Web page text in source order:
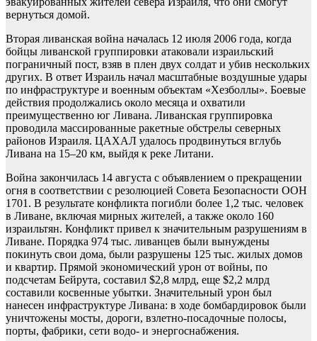
вернуться домой.
Вторая ливанская война началась 12 июля 2006 года, когда
бойцы ливанской группировки атаковали израильский
пограничный пост, взяв в плен двух солдат и убив нескольких
других. В ответ Израиль начал масштабные воздушные удары
по инфраструктуре и военным объектам «Хезболлы». Боевые
действия продолжались около месяца и охватили
преимущественно юг Ливана. Ливанская группировка
проводила массированные ракетные обстрелы северных
районов Израиля. ЦАХАЛ удалось продвинуться вглубь
Ливана на 15–20 км, выйдя к реке Литани.
Война закончилась 14 августа с объявлением о прекращении
огня в соответствии с резолюцией Совета Безопасности ООН
1701. В результате конфликта погибли более 1,2 тыс. человек
в Ливане, включая мирных жителей, а также около 160
израильтян. Конфликт привел к значительным разрушениям в
Ливане. Порядка 974 тыс. ливанцев были вынуждены
покинуть свои дома, были разрушены 125 тыс. жилых домов
и квартир. Прямой экономический урон от войны, по
подсчетам Бейрута, составил $2,8 млрд, еще $2,2 млрд
составили косвенные убытки. Значительный урон был
нанесен инфраструктуре Ливана: в ходе бомбардировок были
уничтожены мосты, дороги, взлетно-посадочные полосы,
порты, фабрики, сети водо- и энергоснабжения.